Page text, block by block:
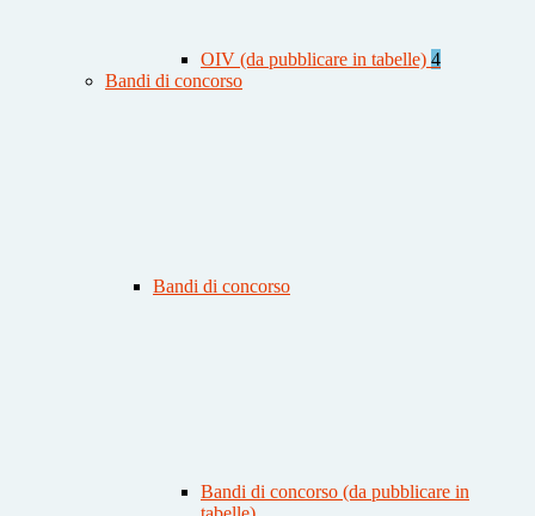
OIV (da pubblicare in tabelle) 4
Bandi di concorso
Bandi di concorso
Bandi di concorso (da pubblicare in